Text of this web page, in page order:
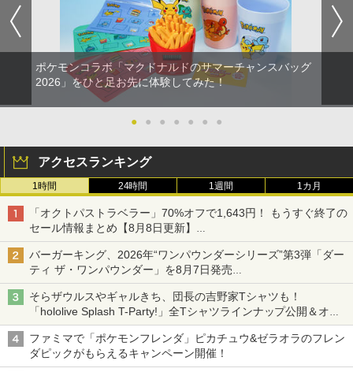
ポケモンコラボ「マクドナルドのサマーチャンスバッグ
2026」をひと足お先に体験してみた！
● ● ● ● ● ● ●
アクセスランキング
1時間 24時間 1週間 1カ月
「オクトパストラベラー」70%オフで1,643円！ もうすぐ終了の
セール情報まとめ【8月8日更新】
ニンテンドーeショップでは「大神 絶景版」が67%オフで990円
バーガーキング、2026年“ワンパウンダーシリーズ”第3弾「ダー
ティ ザ・ワンパウンダー」を8月7日発売
「特製ガーリックマヨソース」を使用した超大型チーズバーガー
そらザウルスやギャルきち、団長の吉野家Tシャツも！
「hololive Splash T-Party!」全Tシャツラインナップ公開＆オン
ライン販売開始
ファミマで「ポケモンフレンダ」ピカチュウ&ゼラオラのフレン
ダピックがもらえるキャンペーン開催！